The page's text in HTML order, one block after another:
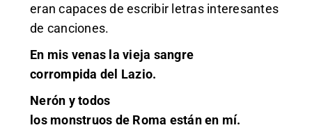
eran capaces de escribir letras interesantes
de canciones.
En mis venas la vieja sangre
corrompida del Lazio.
Nerón y todos
los monstruos de Roma están en mí.